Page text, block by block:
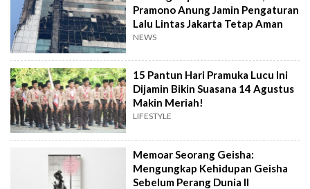
Pramono Anung Jamin Pengaturan
Lalu Lintas Jakarta Tetap Aman
NEWS
15 Pantun Hari Pramuka Lucu Ini
Dijamin Bikin Suasana 14 Agustus
Makin Meriah!
LIFESTYLE
Memoar Seorang Geisha:
Mengungkap Kehidupan Geisha
Sebelum Perang Dunia II